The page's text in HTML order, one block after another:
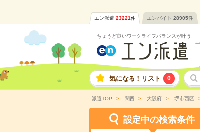
エン派遣 23221件 エンバイト 28905件
ちょうど良いワークライフバランスが叶う
気になる！リスト 0
派遣TOP 関西 大阪府 堺市西区
設定中の検索条件